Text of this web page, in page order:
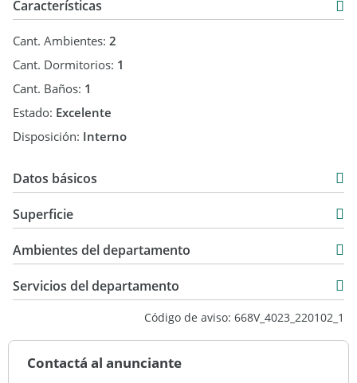
Tel:
Email:
Capital
“Tu Éxito, Nuestra Misión”
Características
Cant. Ambientes: 2
Cant. Dormitorios: 1
Cant. Baños: 1
Estado: Excelente
Disposición: Interno
Datos básicos
Venta
USD 78.000
Superficie
37 m2
Ambientes del departamento
Servicios del departamento
Código de aviso: 668V_4023_220102_1
Contactá al anunciante